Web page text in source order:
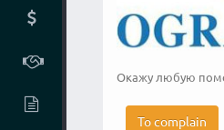
Окажу любую
To complain